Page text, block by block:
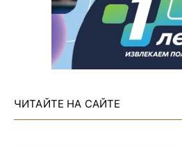
ЧИТАЙТЕ НА САЙТЕ